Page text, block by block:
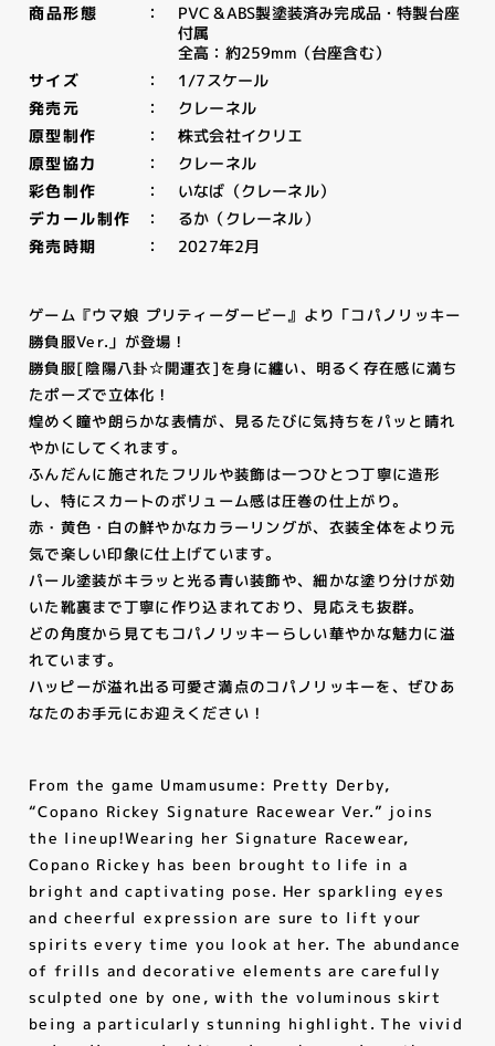
NEWS
ニュース
PRODUCTS
商品
RECRUIT
採用情報
COMPANY
会社情報
CONTACT
お問い合わせ
商品形態 PVC＆ABS製塗装済み完成品・特製台座
付属
全高：約259mm（台座含む）
サイズ 1/7スケール
発売元 クレーネル
原型制作 株式会社イクリエ
原型協力 クレーネル
彩色制作 いなば（クレーネル）
デカール制作 るか（クレーネル）
発売時期 2027年2月
ゲーム『ウマ娘 プリティーダービー』より「コパノリッキー
勝負服Ver.」が登場！
勝負服[陰陽八卦☆開運衣]を身に纏い、明るく存在感に満ち
たポーズで立体化！
煌めく瞳や朗らかな表情が、見るたびに気持ちをパッと晴れ
やかにしてくれます。
ふんだんに施されたフリルや装飾は一つひとつ丁寧に造形
し、特にスカートのボリューム感は圧巻の仕上がり。
赤・黄色・白の鮮やかなカラーリングが、衣装全体をより元
気で楽しい印象に仕上げています。
パール塗装がキラッと光る青い装飾や、細かな塗り分けが効
いた靴裏まで丁寧に作り込まれており、見応えも抜群。
どの角度から見てもコパノリッキーらしい華やかな魅力に溢
れています。
ハッピーが溢れ出る可愛さ満点のコパノリッキーを、ぜひあ
なたのお手元にお迎えください！
From the game Umamusume: Pretty Derby,
“Copano Rickey Signature Racewear Ver.” joins
the lineup!Wearing her Signature Racewear,
Copano Rickey has been brought to life in a
bright and captivating pose. Her sparkling eyes
and cheerful expression are sure to lift your
spirits every time you look at her. The abundance
of frills and decorative elements are carefully
sculpted one by one, with the voluminous skirt
being a particularly stunning highlight. The vivid